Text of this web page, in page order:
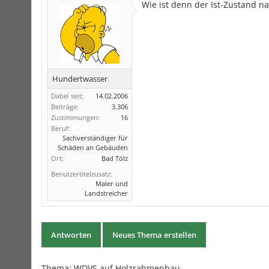
Hundertwasser
Dabei seit:
14.02.2006
Beiträge:
3.306
Zustimmungen:
16
Beruf:
Sachverständiger für
Schäden an Gebäuden
Ort:
Bad Tölz
Benutzertitelzusatz:
Maler und
Landstreicher
Wie ist denn der Ist-Zustand
Antworten Neues Thema erstellen